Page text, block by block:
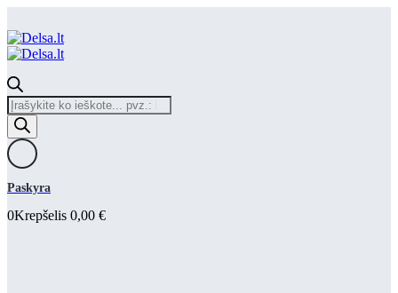
Products
search
Paskyra
0Krepšelis 0,00 €